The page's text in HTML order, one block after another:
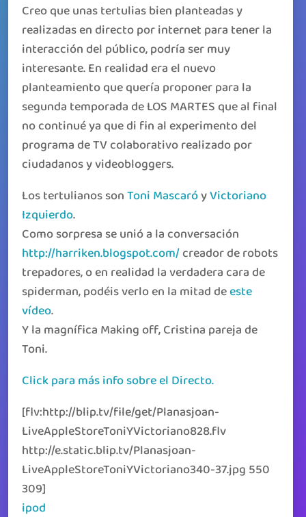
Creo que unas tertulias bien planteadas y
realizadas en directo por internet para tener la
interacción del público, podría ser muy
interesante. En realidad era el nuevo
planteamiento que quería proponer para la
segunda temporada de LOS MARTES que al final
no continué ya que di fin al experimento del
programa de TV colaborativo realizado por
ciudadanos y videobloggers.
Los tertulianos sonToni MascaróyVictoriano
Izquierdo.
Como sorpresa se unió a la conversación
http://harriken.blogspot.com/creador de robots
trepadores, o en realidad la verdadera cara de
spiderman, podéis verlo en la mitad deeste
vídeo.
Y la magnífica Making off, Cristina pareja de
Toni.
Click para más info sobre el Directo.
[flv:http://blip.tv/file/get/Planasjoan-
LiveAppleStoreToniYVictoriano828.flv
http://e.static.blip.tv/Planasjoan-
LiveAppleStoreToniYVictoriano340-37.jpg 550
309]
ipod